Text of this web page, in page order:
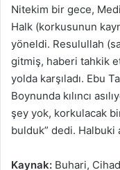
Nitekim bir gece,
Halk (korkusunun
yöneldi. Resulullah
gitmiş, haberi tahkik
yolda karşıladı. Ebu
Boynunda kılıncı
şey yok, korkulacak
bulduk” dedi. Halbuki
Kaynak: Buhari,